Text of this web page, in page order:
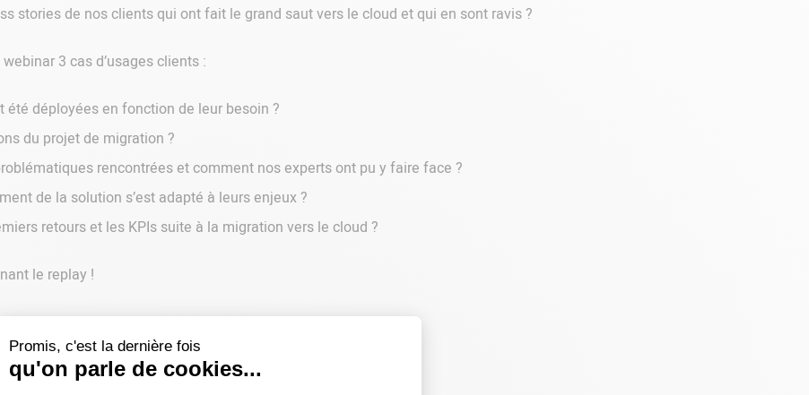
stories de nos clients qui ont fait le grand saut vers le cloud et qui en sont ravis ?
3 cas d’usages clients :
été déployées en fonction de leur besoin ?
du projet de migration ?
rencontrées et comment nos experts ont pu y faire face ?
de la solution s’est adapté à leurs enjeux ?
retours et les KPIs suite à la migration vers le cloud ?
le replay !